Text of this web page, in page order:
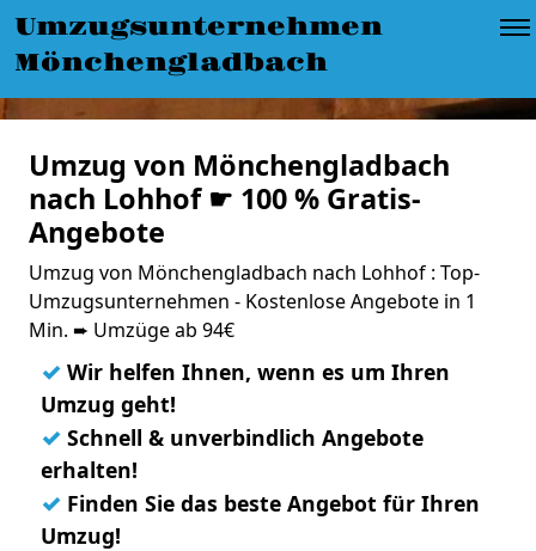
Umzugsunternehmen
Mönchengladbach
Umzug von Mönchengladbach
nach Lohhof ☛ 100 % Gratis-
Angebote
Umzug von Mönchengladbach nach Lohhof : Top-
Umzugsunternehmen - Kostenlose Angebote in 1
Min. ➨ Umzüge ab 94€
✓ Wir helfen Ihnen, wenn es um Ihren
Umzug geht!
✓ Schnell & unverbindlich Angebote
erhalten!
✓ Finden Sie das beste Angebot für Ihren
Umzug!